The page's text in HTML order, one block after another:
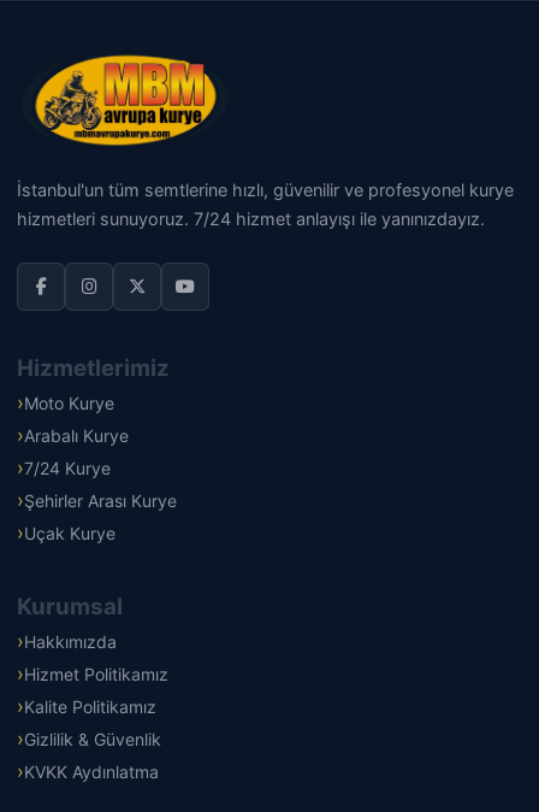
İstanbul'un tüm semtlerine hızlı, güvenilir ve profesyonel kurye
hizmetleri sunuyoruz. 7/24 hizmet anlayışı ile yanınızdayız.
Hizmetlerimiz
Moto Kurye
Arabalı Kurye
7/24 Kurye
Şehirler Arası Kurye
Uçak Kurye
Kurumsal
Hakkımızda
Hizmet Politikamız
Kalite Politikamız
Gizlilik & Güvenlik
KVKK Aydınlatma